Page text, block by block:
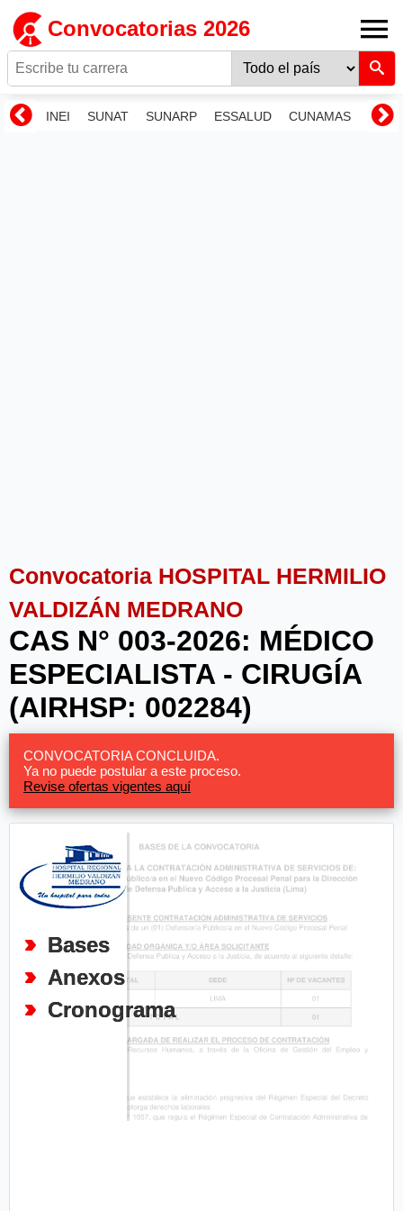
Convocatorias 2026
INEI SUNAT SUNARP ESSALUD CUNAMAS
Convocatoria HOSPITAL HERMILIO
VALDIZÁN MEDRANO
CAS N° 003-2026: MÉDICO
ESPECIALISTA - CIRUGÍA
(AIRHSP: 002284)
CONVOCATORIA CONCLUIDA.
Ya no puede postular a este proceso.
Revise ofertas vigentes aquí
Bases
Anexos
Cronograma